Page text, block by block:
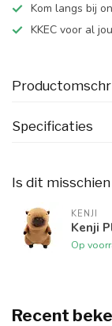
Kom langs bij
KKEC voor al
Specificaties
Is dit
KENJI
Kenji
Op
Recent